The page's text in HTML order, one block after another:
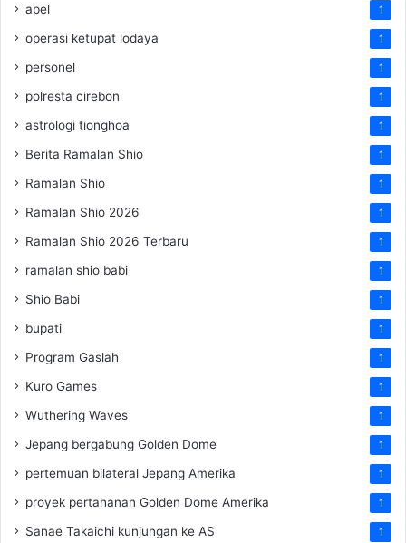
apel 1
operasi ketupat lodaya 1
personel 1
polresta cirebon 1
astrologi tionghoa 1
Berita Ramalan Shio 1
Ramalan Shio 1
Ramalan Shio 2026 1
Ramalan Shio 2026 Terbaru 1
ramalan shio babi 1
Shio Babi 1
bupati 1
Program Gaslah 1
Kuro Games 1
Wuthering Waves 1
Jepang bergabung Golden Dome 1
pertemuan bilateral Jepang Amerika 1
proyek pertahanan Golden Dome Amerika 1
Sanae Takaichi kunjungan ke AS 1